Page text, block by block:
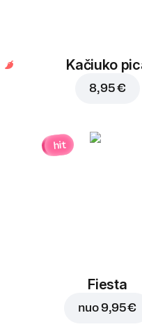
Kačiuko
8,95 €
hit
Fiesta
nuo 9,95 €